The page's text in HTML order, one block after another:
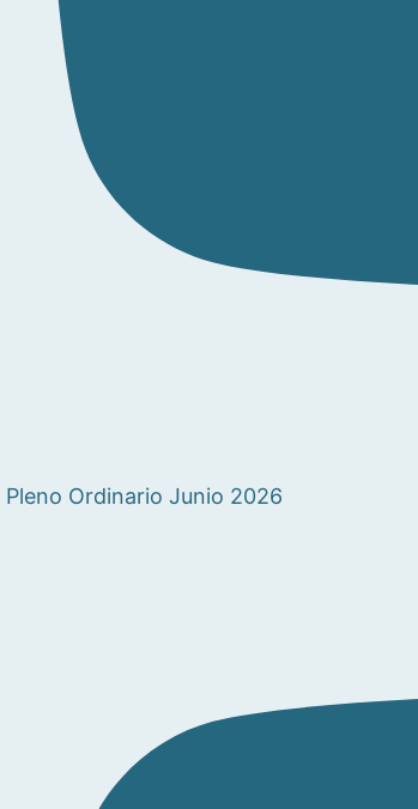
Pleno Ordinario Junio 2026